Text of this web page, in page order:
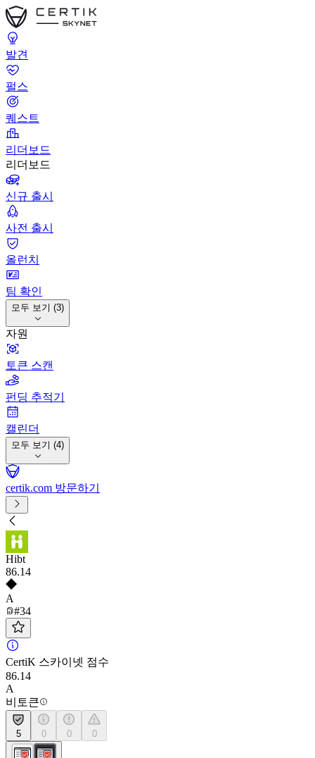
발견
펄스
퀘스트
리더보드
리더보드
신규 출시
사전 출시
올런치
팀 확인
모두 보기 (3)
자원
토큰 스캔
펀딩 추적기
캘린더
모두 보기 (4)
certik.com 방문하기
Hibt
86.14
A
#34
CertiK 스카이넷 점수
86.14
A
비토큰
5 0 0 0